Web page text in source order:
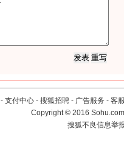
- 支付中心 - 搜狐招聘 - 广告服务 - 客
Copyright©2016
搜狐不良信息举